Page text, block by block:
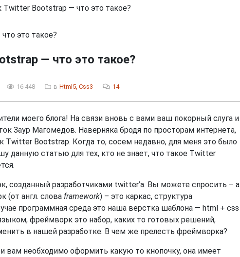
Bootstrap — что это такое?
— что это такое?
16 448 в Html5, Css3 14
моего блога! На связи вновь с вами ваш покорный слуга и
Заур Магомедов. Наверняка бродя по просторам интернета,
Twitter Bootstrap. Когда то, сосем недавно, для меня это было
данную статью для тех, кто не знает, что такое Twitter
созданный разработчиками twitter’a. Вы можете спросить – а
(от англ. слова framework) – это каркас, структура
программная среда это наша верстка шаблона — html + css
фреймворк это набор, каких то готовых решений,
в нашей разработке. В чем же прелесть фреймворка?
вам необходимо оформить какую то кнопочку, она имеет